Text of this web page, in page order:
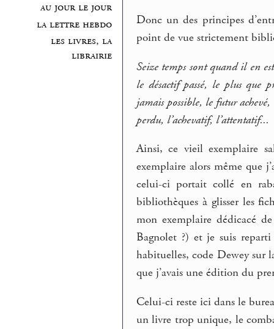
au jour le jour
la lettre hebdo
les livres, la
librairie
Donc un des principes
point de vue strictement
Seize temps sont quand il en
le désactif passé, le plus que
jamais possible, le futur
perdu, l’achevatif, l’attentatif...
Ainsi, ce vieil exemplaire
exemplaire alors même que
celui-ci portait collé en
bibliothèques à glisser les
mon exemplaire dédicacé
Bagnolet ?) et je suis
habituelles, code Dewey sur
que j’avais une édition du
Celui-ci reste ici dans le
un livre trop unique, le